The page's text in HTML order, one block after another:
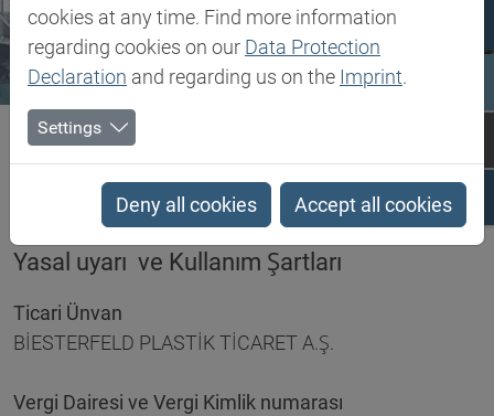
Biesterfeld SE Turkey
Imprint
Yasal uyarı ve Kullanım Şartları
Ticari Ünvan
BİESTERFELD PLASTİK TİCARET A.Ş.
Vergi Dairesi ve Vergi Kimlik numarası
cookies at any time. Find more information
regarding cookies on our Data Protection
Declaration and regarding us on the Imprint.
Settings
Deny all cookies Accept all cookies